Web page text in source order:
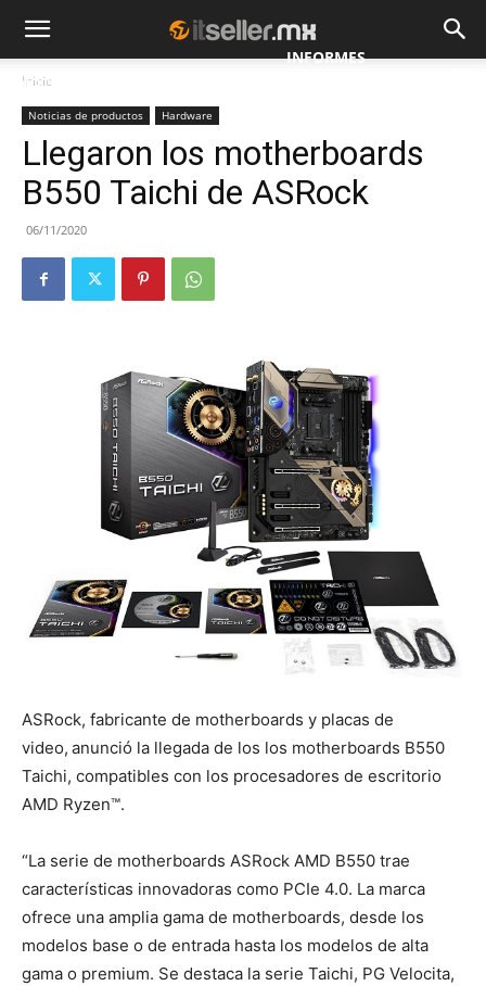
NOTICIAS
INFORMES
Inicio
Noticias de productos Hardware
Llegaron los motherboards
B550 Taichi de ASRock
06/11/2020
ASRock, fabricante de motherboards y placas de
video, anunció la llegada de los los motherboards B550
Taichi, compatibles con los procesadores de escritorio
AMD Ryzen™.
“La serie de motherboards ASRock AMD B550 trae
características innovadoras como PCIe 4.0. La marca
ofrece una amplia gama de motherboards, desde los
modelos base o de entrada hasta los modelos de alta
gama o premium. Se destaca la serie Taichi, PG Velocita,